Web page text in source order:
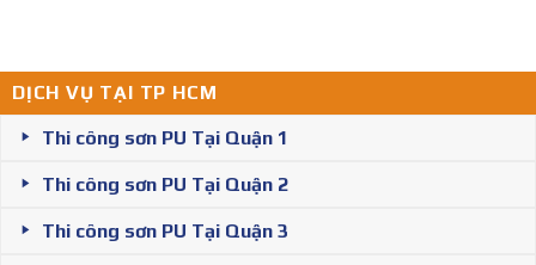
DỊCH VỤ TẠI TP HCM
Thi công sơn PU Tại Quận 1
Thi công sơn PU Tại Quận 2
Thi công sơn PU Tại Quận 3